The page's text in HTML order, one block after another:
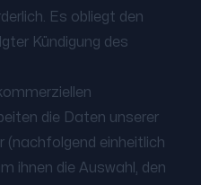
Es obliegt den
Kündigung des
die Daten unserer
(nachfolgend einheitlich
ihnen die Auswahl, den